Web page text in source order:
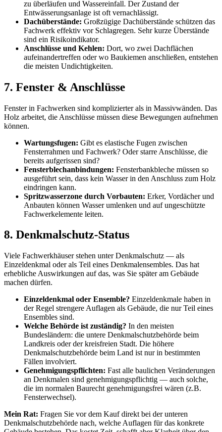
zu überläufen und Wassereinfall. Der Zustand der
Entwässerungsanlage ist oft vernachlässigt.
Dachüberstände: Großzügige Dachüberstände schützen das
Fachwerk effektiv vor Schlagregen. Sehr kurze Überstände
sind ein Risikoindikator.
Anschlüsse und Kehlen: Dort, wo zwei Dachflächen
aufeinandertreffen oder wo Baukiemen anschließen, entstehen
die meisten Undichtigkeiten.
7. Fenster & Anschlüsse
Fenster in Fachwerken sind komplizierter als in Massivwänden. Das
Holz arbeitet, die Anschlüsse müssen diese Bewegungen aufnehmen
können.
Wartungsfugen: Gibt es elastische Fugen zwischen
Fensterrahmen und Fachwerk? Oder starre Anschlüsse, die
bereits aufgerissen sind?
Fensterblechanbindungen: Fensterbankbleche müssen so
ausgeführt sein, dass kein Wasser in den Anschluss zum Holz
eindringen kann.
Spritzwasserzone durch Vorbauten: Erker, Vordächer und
Anbauten können Wasser umlenken und auf ungeschützte
Fachwerkelemente leiten.
8. Denkmalschutz-Status
Viele Fachwerkhäuser stehen unter Denkmalschutz — als
Einzeldenkmal oder als Teil eines Denkmalensembles. Das hat
erhebliche Auswirkungen auf das, was Sie später am Gebäude
machen dürfen.
Einzeldenkmal oder Ensemble? Einzeldenkmale haben in
der Regel strengere Auflagen als Gebäude, die nur Teil eines
Ensembles sind.
Welche Behörde ist zuständig? In den meisten
Bundesländern: die untere Denkmalschutzbehörde beim
Landkreis oder der kreisfreien Stadt. Die höhere
Denkmalschutzbehörde beim Land ist nur in bestimmten
Fällen involviert.
Genehmigungspflichten: Fast alle baulichen Veränderungen
an Denkmalen sind genehmigungspflichtig — auch solche,
die im normalen Baurecht genehmigungsfrei wären (z.B.
Fensterwechsel).
Mein Rat: Fragen Sie vor dem Kauf direkt bei der unteren
Denkmalschutzbehörde nach, welche Auflagen für das konkrete